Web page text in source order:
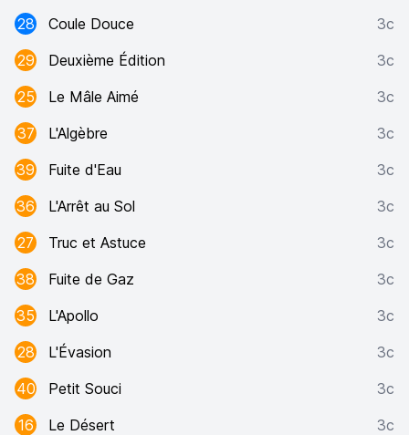
28
Coule Douce
3c
29
Deuxième Édition
3c
25
Le Mâle Aimé
3c
37
L'Algèbre
3c
39
Fuite d'Eau
3c
36
L'Arrêt au Sol
3c
27
Truc et Astuce
3c
38
Fuite de Gaz
3c
35
L'Apollo
3c
28
L'Évasion
3c
40
Petit Souci
3c
16
Le Désert
3c